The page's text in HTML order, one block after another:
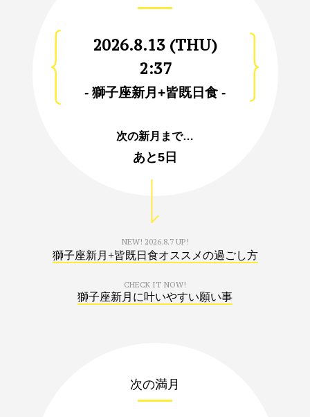
2026.8.13 (THU)
2:37
- 獅子座新月+皆既日食 -
次の新月まで…
あと5日
NEW! 2026.8.7 UP!
獅子座新月+皆既日食オススメの過ごし方
CHECK IT NOW!
獅子座新月に叶いやすい願い事
次の満月